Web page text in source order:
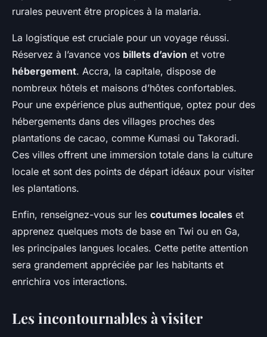
rurales peuvent être propices à la malaria.
La logistique est cruciale pour un voyage réussi.
Réservez à l’avance vos billets d’avion et votre
hébergement. Accra, la capitale, dispose de
nombreux hôtels et maisons d’hôtes confortables.
Pour une expérience plus authentique, optez pour des
hébergements dans des villages proches des
plantations de cacao, comme Kumasi ou Takoradi.
Ces villes offrent une immersion totale dans la culture
locale et sont des points de départ idéaux pour visiter
les plantations.
Enfin, renseignez-vous sur les coutumes locales et
apprenez quelques mots de base en Twi ou en Ga,
les principales langues locales. Cette petite attention
sera grandement appréciée par les habitants et
enrichira vos interactions.
Les incontournables à visiter